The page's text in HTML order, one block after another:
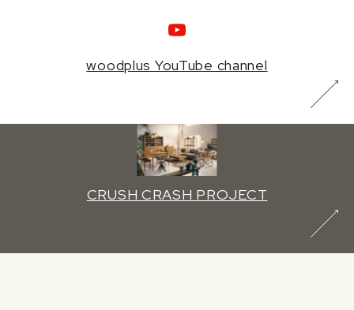
woodplus YouTube channel
CRUSH CRASH PROJECT